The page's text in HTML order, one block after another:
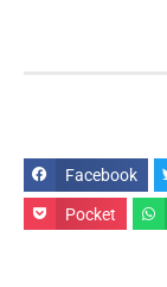
Facebook
Pocket